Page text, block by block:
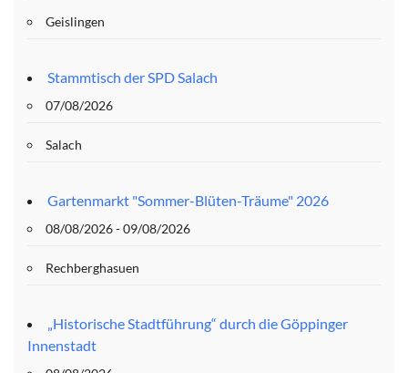
Geislingen
Stammtisch der SPD Salach
07/08/2026
Salach
Gartenmarkt "Sommer-Blüten-Träume" 2026
08/08/2026 - 09/08/2026
Rechberghasuen
„Historische Stadtführung“ durch die Göppinger
Innenstadt